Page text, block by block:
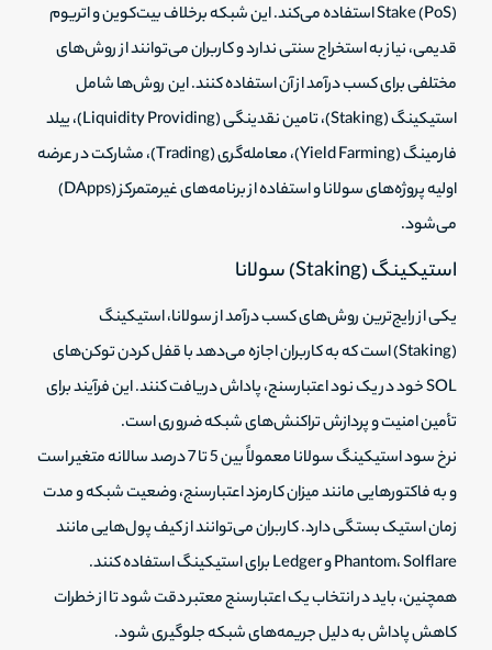
Stake (PoS) استفاده می‌کند. این شبکه برخلاف بیت‌کوین و اتریوم
قدیمی، نیاز به استخراج سنتی ندارد و کاربران می‌توانند از روش‌های
مختلفی برای کسب درآمد از آن استفاده کنند. این روش‌ها شامل
استیکینگ (Staking)، تامین نقدینگی (Liquidity Providing)، ییلد
فارمینگ (Yield Farming)، معامله‌گری (Trading)، مشارکت در عرضه
اولیه پروژه‌های سولانا و استفاده از برنامه‌های غیرمتمرکز (DApps)
می‌شود.
استیکینگ (Staking) سولانا
یکی از رایج‌ترین روش‌های کسب درآمد از سولانا، استیکینگ
(Staking) است که به کاربران اجازه می‌دهد با قفل کردن توکن‌های
SOL خود در یک نود اعتبارسنج، پاداش دریافت کنند. این فرآیند برای
تأمین امنیت و پردازش تراکنش‌های شبکه ضروری است.
نرخ سود استیکینگ سولانا معمولاً بین 5 تا 7 درصد سالانه متغیر است
و به فاکتورهایی مانند میزان کارمزد اعتبارسنج، وضعیت شبکه و مدت
زمان استیک بستگی دارد. کاربران می‌توانند از کیف پول‌هایی مانند
Phantom، Solflare و Ledger برای استیکینگ استفاده کنند.
همچنین، باید در انتخاب یک اعتبارسنج معتبر دقت شود تا از خطرات
کاهش پاداش به دلیل جریمه‌های شبکه جلوگیری شود.